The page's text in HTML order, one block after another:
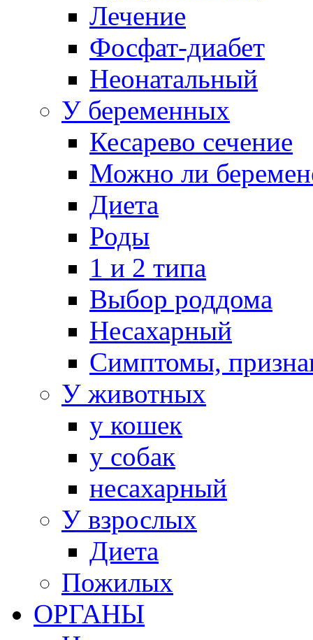
Лечение
Фосфат-диабет
Неонатальный
У беременных
Кесарево сечение
Можно ли
Диета
Роды
1 и 2 типа
Выбор роддома
Несахарный
Симптомы,
У животных
у кошек
у собак
несахарный
У взрослых
Диета
Пожилых
ОРГАНЫ